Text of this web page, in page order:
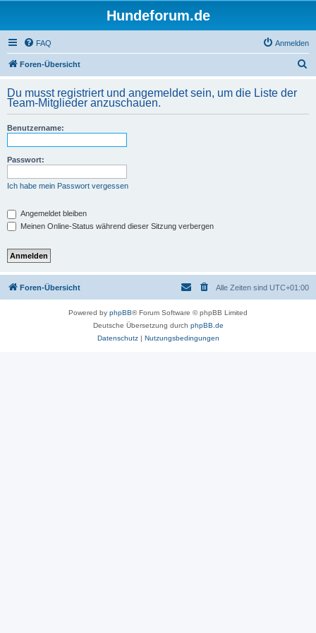
Hundeforum.de
FAQ Anmelden
Foren-Übersicht
h
Du musst registriert und angemeldet sein, um die Liste der
Team-Mitglieder anzuschauen.
Benutzername:
Passwort:
Ich habe mein Passwort vergessen
Angemeldet bleiben
Meinen Online-Status während dieser Sitzung verbergen
Foren-Übersicht Alle Zeiten sind UTC+01:00
Powered by phpBB® Forum Software © phpBB Limited
Deutsche Übersetzung durch phpBB.de
Datenschutz| Nutzungsbedingungen